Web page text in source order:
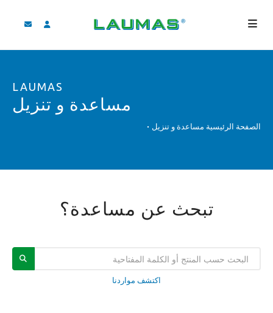
المنتجات
الخدمات
لعربية
LAUMAS
مساعدة و تنزيل
الصفحة الرئيسية مساعدة و تنزيل
تبحث عن مساعدة؟
اكتشف مواردنا